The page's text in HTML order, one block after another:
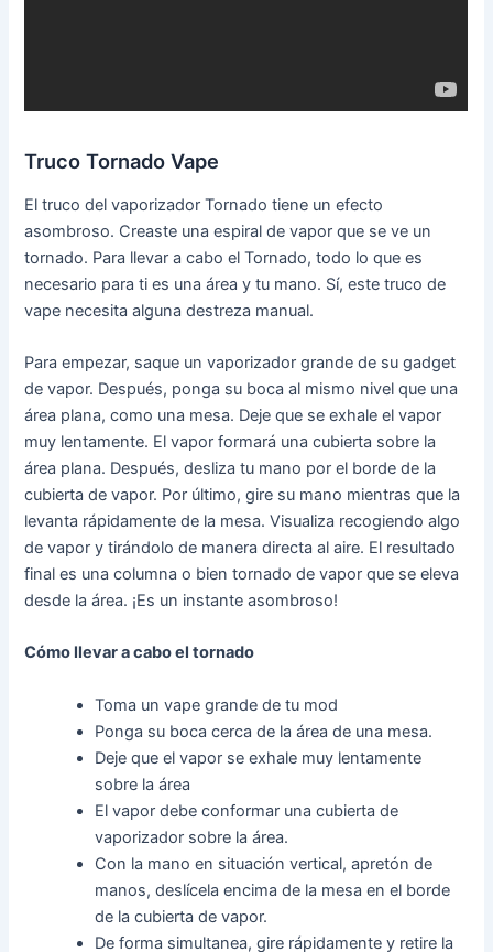
Truco Tornado Vape
El truco del vaporizador Tornado tiene un efecto
asombroso. Creaste una espiral de vapor que se ve un
tornado. Para llevar a cabo el Tornado, todo lo que es
necesario para ti es una área y tu mano. Sí, este truco de
vape necesita alguna destreza manual.
Para empezar, saque un vaporizador grande de su gadget
de vapor. Después, ponga su boca al mismo nivel que una
área plana, como una mesa. Deje que se exhale el vapor
muy lentamente. El vapor formará una cubierta sobre la
área plana. Después, desliza tu mano por el borde de la
cubierta de vapor. Por último, gire su mano mientras que la
levanta rápidamente de la mesa. Visualiza recogiendo algo
de vapor y tirándolo de manera directa al aire. El resultado
final es una columna o bien tornado de vapor que se eleva
desde la área. ¡Es un instante asombroso!
Cómo llevar a cabo el tornado
Toma un vape grande de tu mod
Ponga su boca cerca de la área de una mesa.
Deje que el vapor se exhale muy lentamente
sobre la área
El vapor debe conformar una cubierta de
vaporizador sobre la área.
Con la mano en situación vertical, apretón de
manos, deslícela encima de la mesa en el borde
de la cubierta de vapor.
De forma simultanea, gire rápidamente y retire la